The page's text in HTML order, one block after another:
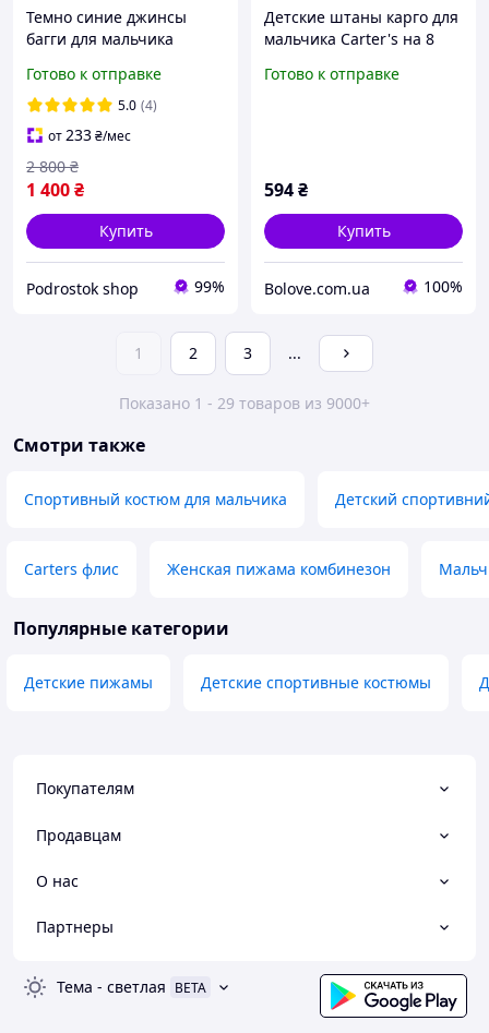
Темно синие джинсы
багги для мальчика
детские модные широкие
удобные джинсовые
брюки скейтер на
резинке
Готово к отправке
5.0 (4)
от233₴/мес
1 400₴
2 800 ₴
Купить
Podrostok shop 99%
Детские штаны карго для
мальчика Carter's на 8
Готово к отправке
594₴
Купить
Bolove.com.ua 100%
1 2 3 ...
Показано 1 - 29 товаров из 9000+
Смотри также
Спортивный костюм для мальчика Детский
Carters флис Женская пижама комбинезон
Популярные категории
Детские пижамы Детские спортивные костюмы
Покупателям
Продавцам
О нас
Партнеры
Тема - светлая BETA